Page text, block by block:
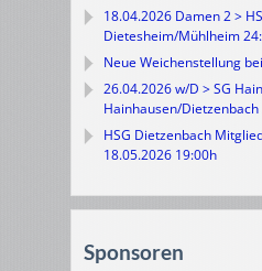
18.04.2026 Damen 2 >
Dietesheim/Mühlheim
Neue Weichenstellung
26.04.2026 w/D > SG
Hainhausen/Dietzenbach
HSG Dietzenbach
18.05.2026 19:00h
Sponsoren